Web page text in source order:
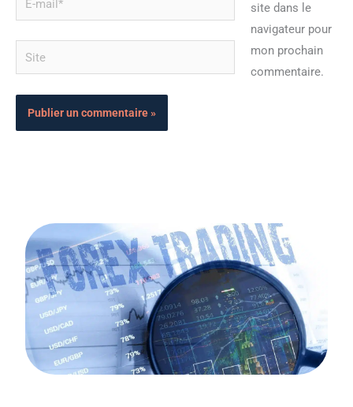
mail*
Site
site dans le
navigateur pour
mon prochain
commentaire.